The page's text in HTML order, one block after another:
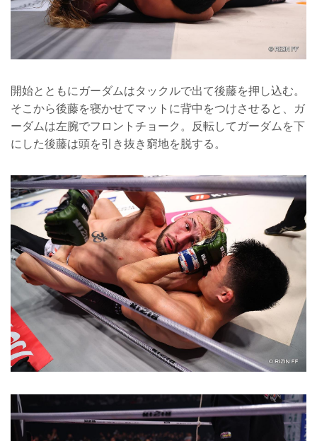
開始とともにガーダムはタックルで出て後藤を押し込む。
そこから後藤を寝かせてマットに背中をつけさせると、ガ
ーダムは左腕でフロントチョーク。反転してガーダムを下
にした後藤は頭を引き抜き窮地を脱する。